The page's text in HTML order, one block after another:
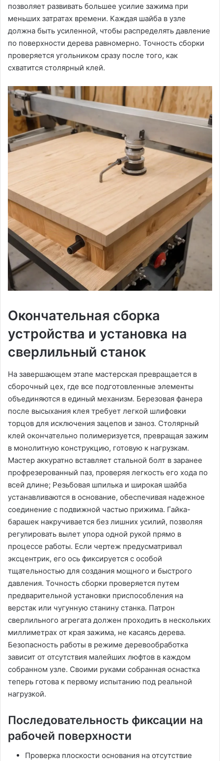
позволяет развивать большее усилие зажима при
меньших затратах времени. Каждая шайба в узле
должна быть усиленной, чтобы распределять давление
по поверхности дерева равномерно. Точность сборки
проверяется угольником сразу после того, как
схватится столярный клей.
Окончательная сборка
устройства и установка на
сверлильный станок
На завершающем этапе мастерская превращается в
сборочный цех, где все подготовленные элементы
объединяются в единый механизм. Березовая фанера
после высыхания клея требует легкой шлифовки
торцов для исключения зацепов и заноз. Столярный
клей окончательно полимеризуется, превращая зажим
в монолитную конструкцию, готовую к нагрузкам.
Мастер аккуратно вставляет стальной болт в заранее
профрезерованный паз, проверяя легкость его хода по
всей длине; Резьбовая шпилька и широкая шайба
устанавливаются в основание, обеспечивая надежное
соединение с подвижной частью прижима. Гайка-
барашек накручивается без лишних усилий, позволяя
регулировать вылет упора одной рукой прямо в
процессе работы. Если чертеж предусматривал
эксцентрик, его ось фиксируется с особой
тщательностью для создания мощного и быстрого
давления. Точность сборки проверяется путем
предварительной установки приспособления на
верстак или чугунную станину станка. Патрон
сверлильного агрегата должен проходить в нескольких
миллиметрах от края зажима, не касаясь дерева.
Безопасность работы в режиме деревообработка
зависит от отсутствия малейших люфтов в каждом
собранном узле. Своими руками собранная оснастка
теперь готова к первому испытанию под реальной
нагрузкой.
Последовательность фиксации на
рабочей поверхности
Проверка плоскости основания на отсутствие